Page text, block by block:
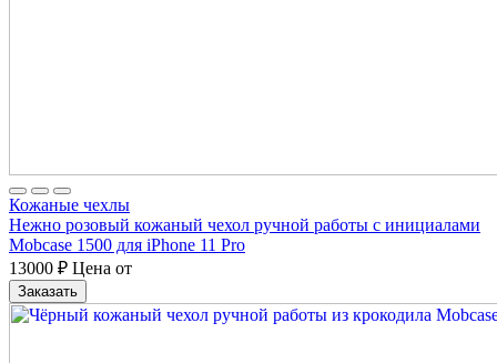
Кожаные чехлы
Нежно розовый кожаный чехол ручной работы с инициалами
Mobcase 1500 для iPhone 11 Pro
13000 ₽ Цена от
Заказать